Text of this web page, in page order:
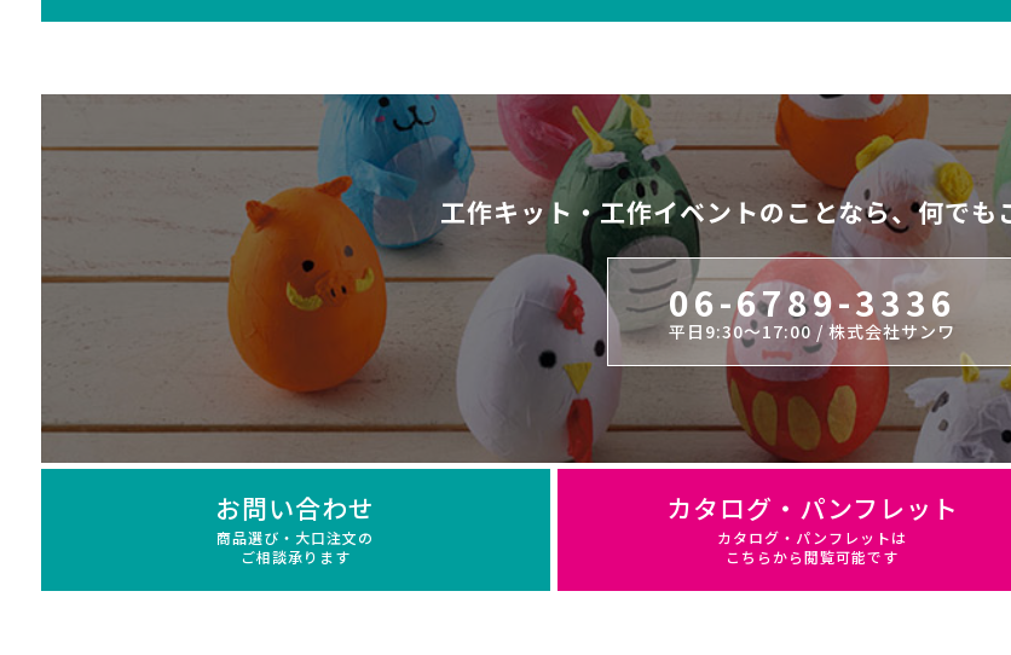
工作キット・工作イベントのことなら、何でも
06-6789-3336
平日9:30～17:00 / 株式会社サンワ
お問い合わせ
商品選び・大口注文の
ご相談承ります
カタログ・パンフレット
カタログ・パンフレットは
こちらから閲覧可能です